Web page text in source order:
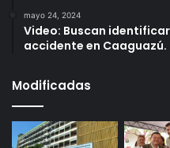
mayo 24, 2024
Video: Buscan
accidente en Caaguazú.
Modificadas